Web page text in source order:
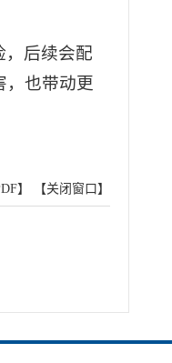
，后续会配
，也带动更
】 【关闭窗口】